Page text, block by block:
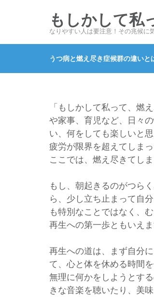
ン
へ
もしかして私
なりやすい人は要注意！その兆候に
うつ病と燃え尽き症候群の違いと
「もしかして私って、燃
や家事、育児など、日々
い、何をしても楽しいと
疲労が限界を超えてしま
ここでは、燃え尽きてし
もし、朝起きるのがつら
ら、少し立ち止まって自
も特別なことではなく、
再生への第一歩ともいえま
再生への道は、まず自分
て、心と体を休める時間
無理に何かをしようとす
きな音楽を聴いたり、美